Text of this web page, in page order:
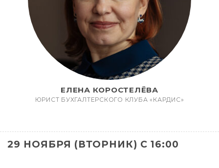
ЕЛЕНА КОРОСТЕЛЁВА
ЮРИСТ БУХГАЛТЕРСКОГО КЛУБА «КАРДИС»
29 НОЯБРЯ (ВТОРНИК) С 16:00